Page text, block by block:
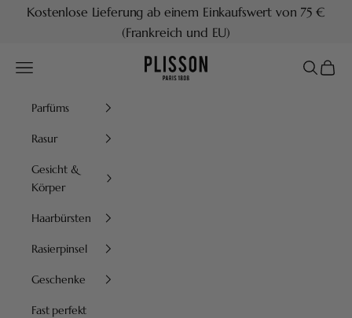
Zum Inhalt springen
Kostenlose Lieferung ab einem Einkaufswert von 75 €
(Frankreich und EU)
Plisson 1808
Menü Suchen
Parfüms
Rasur
Gesicht &
Körper
Haarbürsten
Rasierpinsel
Geschenke
Fast perfekt